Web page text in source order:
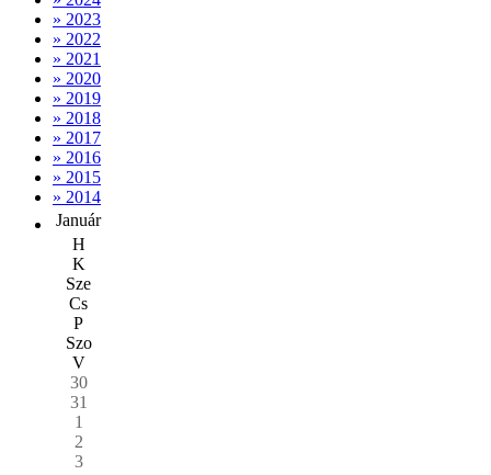
» 2023
» 2022
» 2021
» 2020
» 2019
» 2018
» 2017
» 2016
» 2015
» 2014
Január
H
K
Sze
Cs
P
Szo
V
30
31
1
2
3